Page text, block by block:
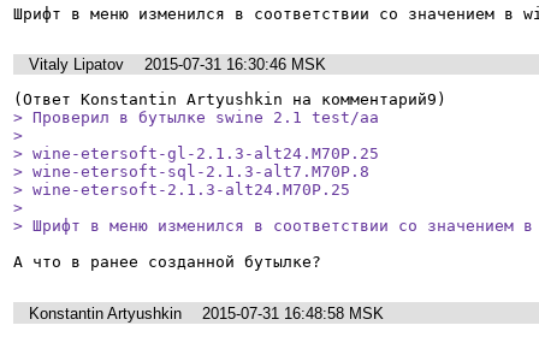
Шрифт в меню изменился в соответствии со значением в
Vitaly Lipatov
2015-07-31 16:30:46 MSK
> Проверил в бутылке swine 2.1 test/aa
>
> wine-etersoft-gl-2.1.3-alt24.M70P.25
> wine-etersoft-sql-2.1.3-alt7.M70P.8
> wine-etersoft-2.1.3-alt24.M70P.25
>
> Шрифт в меню изменился в соответствии со значением
А что в ранее созданной бутылке?
Konstantin Artyushkin
2015-07-31 16:48:58 MSK